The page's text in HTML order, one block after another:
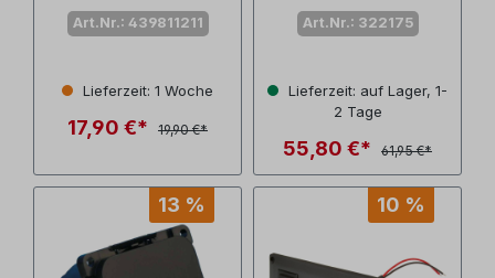
Art.Nr.: 439811211
Lieferzeit: 1 Woche
17,90 €* 19,90 €*
Art.Nr.: 322175
Lieferzeit: auf Lager, 1-
2 Tage
55,80 €* 61,95 €*
13 % 10 %